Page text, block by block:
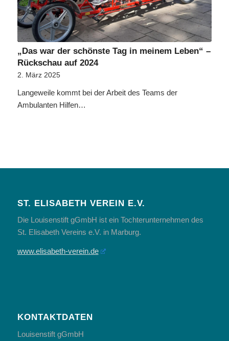
„Das war der schönste Tag in meinem Leben“ –
Rückschau auf 2024
2. März 2025
Langeweile kommt bei der Arbeit des Teams der
Ambulanten Hilfen…
ST. ELISABETH VEREIN E.V.
Die Louisenstift gGmbH ist ein Tochterunternehmen des
St. Elisabeth Vereins e.V. in Marburg.
www.elisabeth-verein.de
KONTAKTDATEN
Louisenstift gGmbH